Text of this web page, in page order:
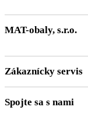
MAT-obaly, s.r.o.
Kontaktný
Zákaznícky servis
Zákaznícky účet
Spojte sa s nami